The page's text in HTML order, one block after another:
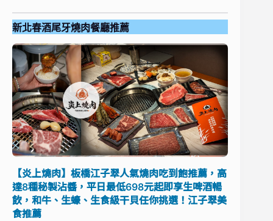
新北春酒尾牙燒肉餐廳推薦
【炎上燒肉】板橋江子翠人氣燒肉吃到飽推薦，高
達8種秘製沾醬，平日最低698元起即享生啤酒暢
飲，和牛、生蠔、生食級干貝任你挑選！江子翠美
食推薦